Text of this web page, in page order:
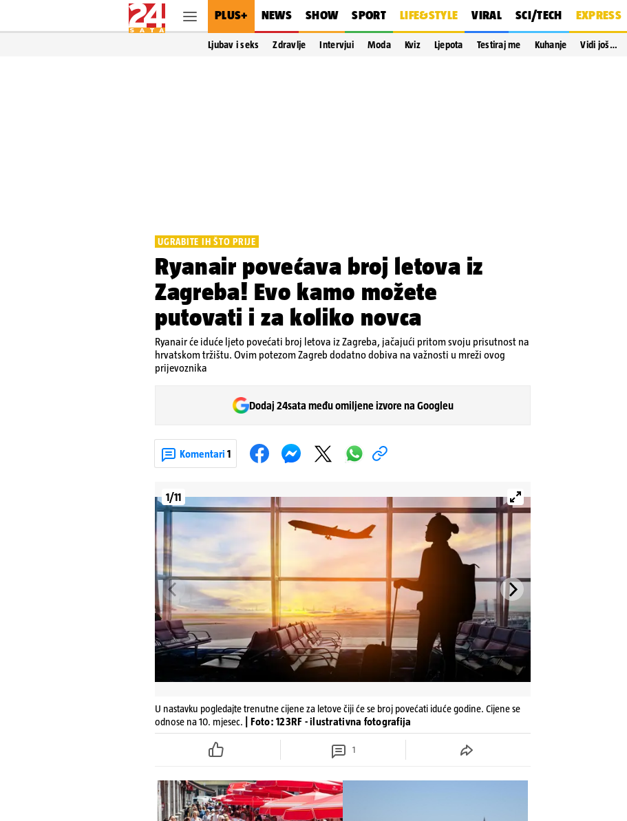
PLUS+ NEWS SHOW SPORT LIFE&STYLE VIRAL SCI/TECH EXPRESS
Ljubav i seks Zdravlje Intervjui Moda Kviz Ljepota Testiraj me Kuhanje Vidi još…
UGRABITE IH ŠTO PRIJE
Ryanair povećava broj letova iz
Zagreba! Evo kamo možete
putovati i za koliko novca
Ryanair će iduće ljeto povećati broj letova iz Zagreba, jačajući pritom svoju prisutnost na
hrvatskom tržištu. Ovim potezom Zagreb dodatno dobiva na važnosti u mreži ovog
prijevoznika
Dodaj 24sata među omiljene izvore na Googleu
Komentari 1
1/11
U nastavku pogledajte trenutne cijene za letove čiji će se broj povećati iduće godine. Cijene se
odnose na 10. mjesec.
| Foto: 123RF - ilustrativna fotografija
1